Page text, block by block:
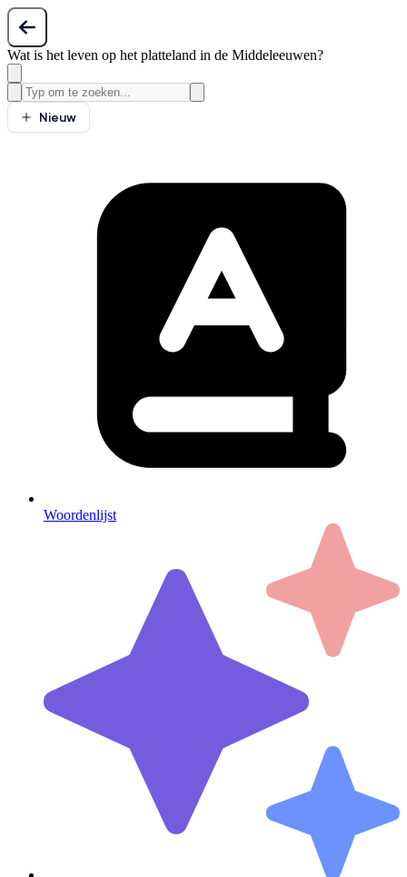
Wat is het leven op het platteland in de Middeleeuwen?
Nieuw
Woordenlijst